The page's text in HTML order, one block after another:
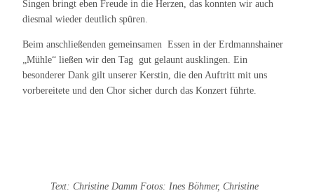
Singen bringt eben Freude in die Herzen, das konnten wir auch
diesmal wieder deutlich spüren.
Beim anschließenden gemeinsamen Essen in der Erdmannshainer
„Mühle“ ließen wir den Tag gut gelaunt ausklingen. Ein
besonderer Dank gilt unserer Kerstin, die den Auftritt mit uns
vorbereitete und den Chor sicher durch das Konzert führte.
Text: Christine Damm Fotos: Ines Böhmer, Christine